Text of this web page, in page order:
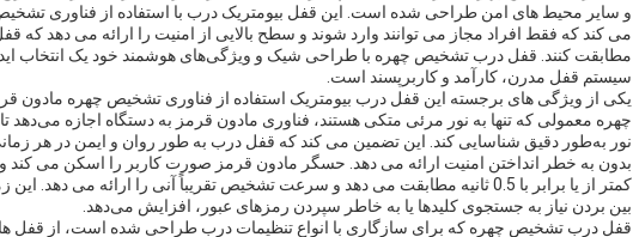
و سایر محیط های امن طراحی شده است. این قفل بیومتریک درب با استفاده از فناوری
می کند که فقط افراد مجاز می توانند وارد شوند و سطح بالایی از امنیت را ارائه می دهد که
مطابقت کنند. قفل درب تشخیص چهره با طراحی شیک و ویژگی‌های هوشمند خود یک انتخاب
سیستم قفل مدرن، کارآمد و کاربرپسند است.
یکی از ویژگی های برجسته این قفل درب بیومتریک استفاده از فناوری تشخیص چهره
چهره معمولی که تنها به نور مرئی متکی هستند، فناوری مادون قرمز به دستگاه اجازه می‌دهد
نور به‌طور دقیق شناسایی کند. این تضمین می کند که قفل درب به طور روان و ایمن در هر
بدون به خطر انداختن امنیت ارائه می دهد. حسگر مادون قرمز صورت کاربر را اسکن می کند و
کمتر از یا برابر با 0.5 ثانیه مطابقت می دهد و سرعت تشخیص تقریباً آنی را ارائه می
بین بردن نیاز به جستجوی کلیدها یا به خاطر سپردن رمزهای عبور، افزایش می‌دهد.